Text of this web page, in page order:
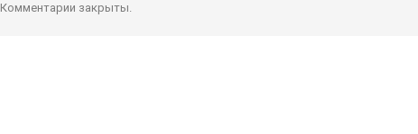
Комментарии закрыты.